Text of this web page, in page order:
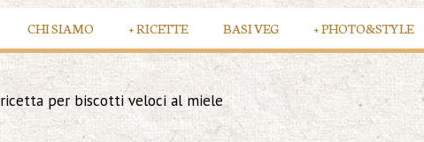
CHI SIAMO RICETTE
+ BASI VEG PHOTO&STYLE
+
ricetta per biscotti veloci al miele